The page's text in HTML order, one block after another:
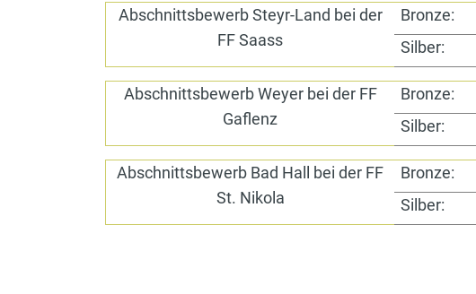
Abschnittsbewerb Steyr-Land bei der
FF Saass
Bronze:
Silber:
Abschnittsbewerb Weyer bei der FF
Gaflenz
Bronze:
Silber:
Abschnittsbewerb Bad Hall bei der FF
St. Nikola
Bronze:
Silber: